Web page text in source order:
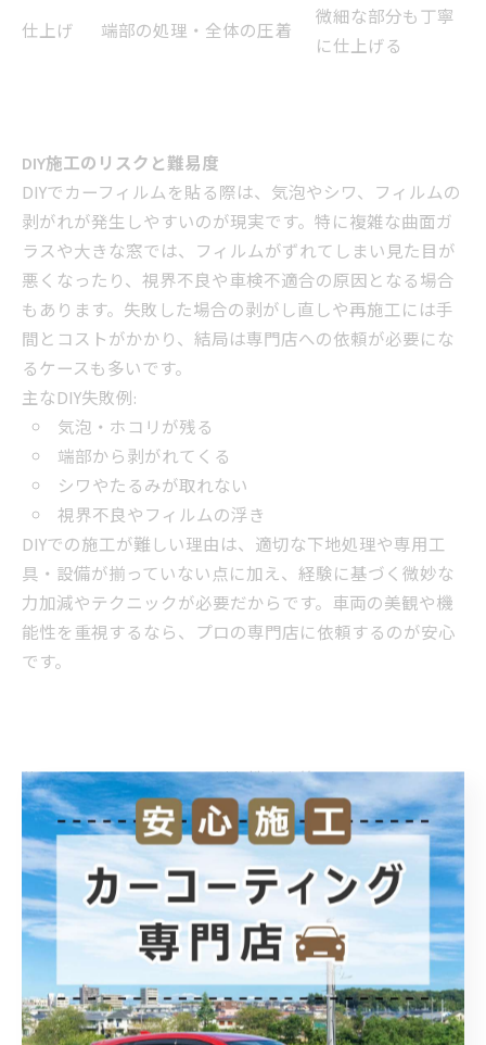
仕上げ
端部の処理・全体の圧着
微細な部分も丁寧
に仕上げる
DIY施工のリスクと難易度
DIYでカーフィルムを貼る際は、気泡やシワ、フィルムの
剥がれが発生しやすいのが現実です。特に複雑な曲面ガ
ラスや大きな窓では、フィルムがずれてしまい見た目が
悪くなったり、視界不良や車検不適合の原因となる場合
もあります。失敗した場合の剥がし直しや再施工には手
間とコストがかかり、結局は専門店への依頼が必要にな
るケースも多いです。
主なDIY失敗例:
気泡・ホコリが残る
端部から剥がれてくる
シワやたるみが取れない
視界不良やフィルムの浮き
DIYでの施工が難しい理由は、適切な下地処理や専用工
具・設備が揃っていない点に加え、経験に基づく微妙な
力加減やテクニックが必要だからです。車両の美観や機
能性を重視するなら、プロの専門店に依頼するのが安心
です。
施工後のメンテナンスと耐久性向上策
カーフィルムの耐久性を高めるためには、日常のメンテ
ナンスが重要です。施工後1週間は窓の開閉を控え、フィ
ルムが完全に密着するまで待ちます。洗車時はやわらか
いクロスで優しく拭き取り、強い洗剤や研磨剤は避けて
ください。定期的にガラス面を点検し、剥がれや浮きが
あれば早めに専門店へ相談しましょう。
耐久性を維持するポイント:
施工後1週間は窓の開閉を控える